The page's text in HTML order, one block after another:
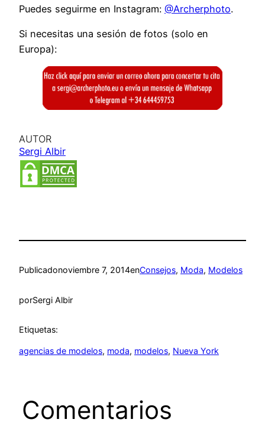
Puedes seguirme en Instagram: @Archerphoto.
Si necesitas una sesión de fotos (solo en
Europa):
AUTOR
Sergi Albir
Publicadonoviembre 7, 2014enConsejos, Moda, Modelos
porSergi Albir
Etiquetas:
agencias de modelos, moda, modelos, Nueva York
Comentarios